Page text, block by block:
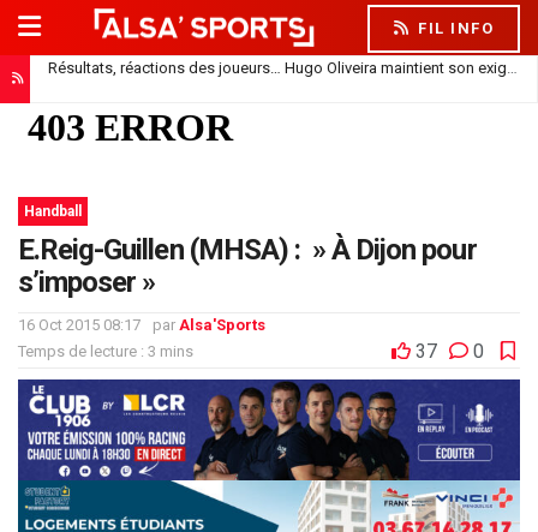
FIL INFO
Résultats, réactions des joueurs… Hugo Oliveira maintient son exigence
Handball
E.Reig-Guillen (MHSA) : » À Dijon pour
s’imposer »
16 Oct 2015 08:17 par Alsa'Sports
Temps de lecture : 3 mins
37 0